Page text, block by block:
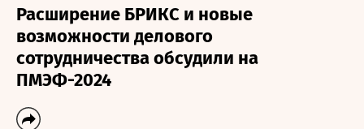
Расширение БРИКС и новые
возможности делового
сотрудничества обсудили на
ПМЭФ-2024